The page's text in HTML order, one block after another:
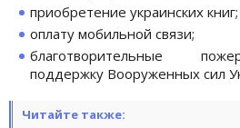
приобретение украинских книг;
оплату мобильной связи;
благотворительные
поддержку Вооруженных сил
Читайте также: